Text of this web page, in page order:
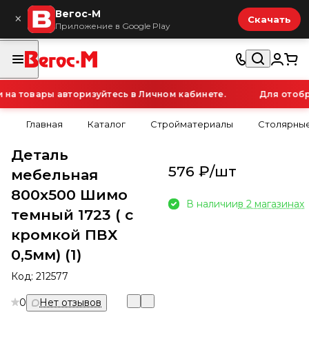
× Вегос-М
Приложение в Google Play
Скачать
авторизуйтесь в Личном кабинете. Для
Главная Каталог Стройматериалы
Деталь
мебельная
800х500 Шимо
темный 1723 ( с
кромкой ПВХ
0,5мм) (1)
Код: 212577
0 Нет отзывов
576 ₽/шт
В наличиив 2 магазинах